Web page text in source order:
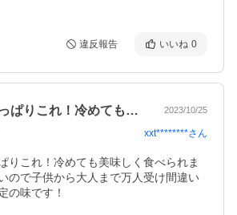
違反報告 いいね 0
おにぎりにはやっぱりこれ！冷めても美味… 2023/10/25
xxt********さん
りこれ！冷めても美味しく食べられま
ので子供から大人まで万人受け間違い
の味です！